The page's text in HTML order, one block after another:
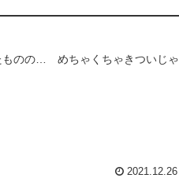
ものの… めちゃくちゃきついじゃ
2021.12.26